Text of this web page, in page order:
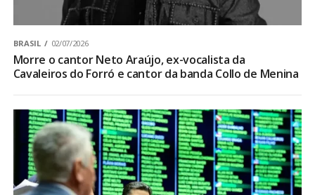
BRASIL 02/07/2026
Morre o cantor Neto Araújo, ex-vocalista da
Cavaleiros do Forró e cantor da banda Collo de Menina